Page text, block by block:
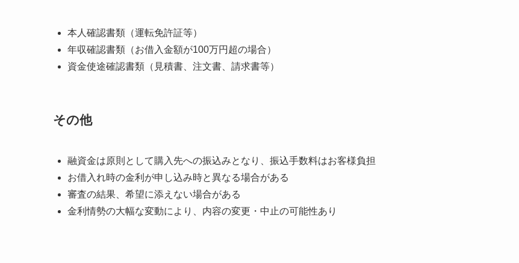
本人確認書類（運転免許証等）
年収確認書類（お借入金額が100万円超の場合）
資金使途確認書類（見積書、注文書、請求書等）
その他
融資金は原則として購入先への振込みとなり、振込手数料はお客様負担
お借入れ時の金利が申し込み時と異なる場合がある
審査の結果、希望に添えない場合がある
金利情勢の大幅な変動により、内容の変更・中止の可能性あり